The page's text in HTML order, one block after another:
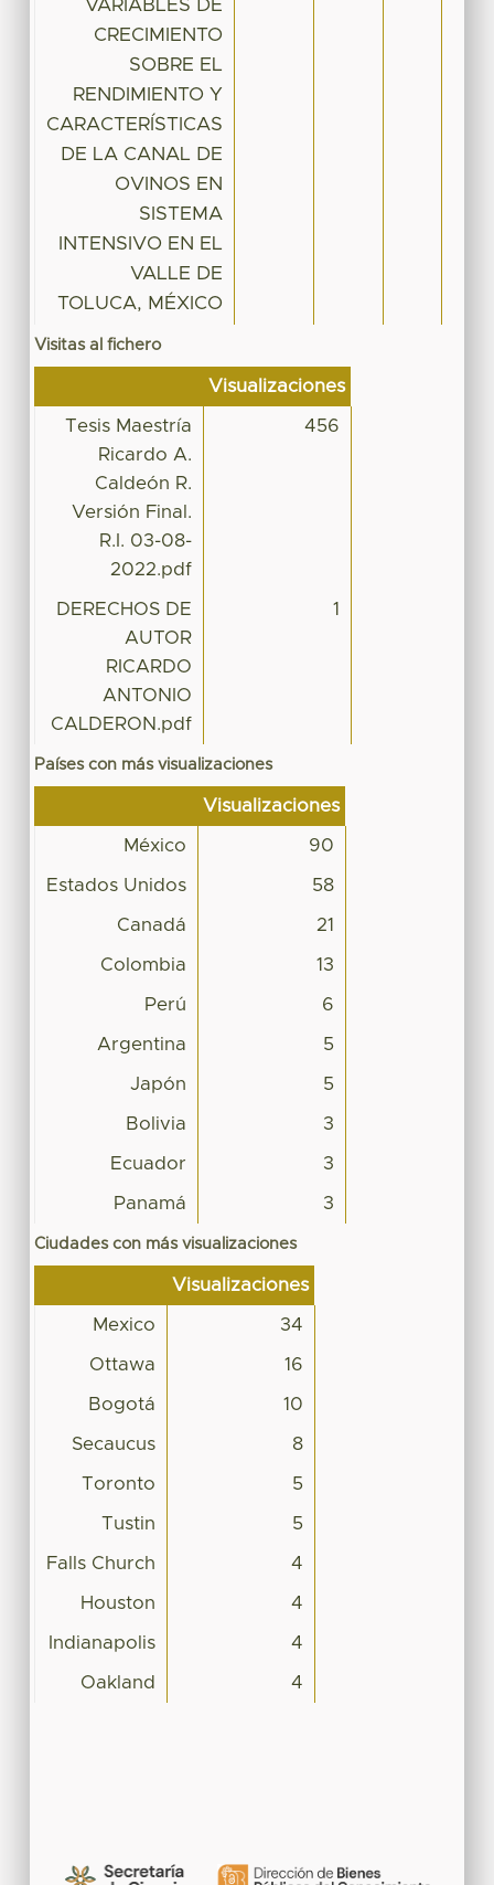
VARIABLES DE
CRECIMIENTO
SOBRE EL
RENDIMIENTO Y
CARACTERÍSTICAS
DE LA CANAL DE
OVINOS EN
SISTEMA
INTENSIVO EN EL
VALLE DE
TOLUCA, MÉXICO
Visitas al fichero
Visualizaciones
Tesis Maestría
Ricardo A.
Caldeón R.
Versión Final.
R.I. 03-08-
2022.pdf
456
DERECHOS DE
AUTOR
RICARDO
ANTONIO
CALDERON.pdf
1
Países con más visualizaciones
Visualizaciones
México 90
Estados Unidos 58
Canadá 21
Colombia 13
Perú 6
Argentina 5
Japón 5
Bolivia 3
Ecuador 3
Panamá 3
Ciudades con más visualizaciones
Visualizaciones
Mexico 34
Ottawa 16
Bogotá 10
Secaucus 8
Toronto 5
Tustin 5
Falls Church 4
Houston 4
Indianapolis 4
Oakland 4